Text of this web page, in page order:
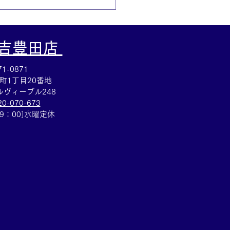
ォンカード買取⭐️集め
豊田店
0871
1丁目20番地
ヴィーブル248
070-673
：00]水曜定休